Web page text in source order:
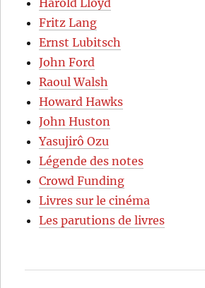
Fritz Lang
Ernst Lubitsch
John Ford
Raoul Walsh
Howard Hawks
John Huston
Yasujirô Ozu
Légende des notes
Crowd Funding
Livres sur le cinéma
Les parutions de livres